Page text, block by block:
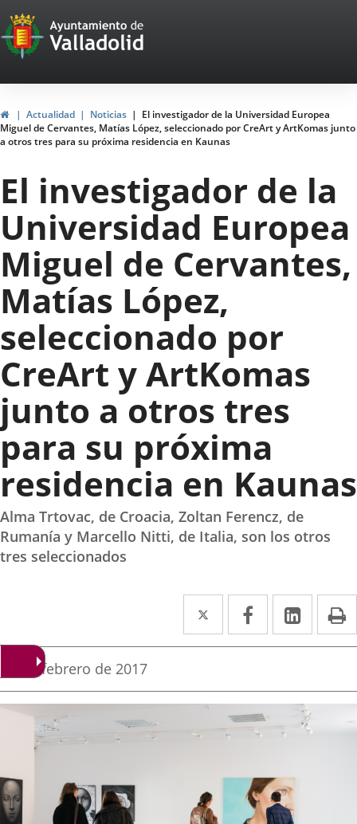
Portal
Web
del
Ayuntamiento
de
Valladolid
InicioActualidad Noticias
El investigador de la Universidad Europea
Miguel de Cervantes, Matías López, seleccionado por CreArt y ArtKomas junto
a otros tres para su próxima residencia en Kaunas
El investigador de la
Universidad Europea
Miguel de Cervantes,
Matías López,
seleccionado por
CreArt y ArtKomas
junto a otros tres
para su próxima
residencia en Kaunas
Alma Trtovac, de Croacia, Zoltan Ferencz, de
Rumanía y Marcello Nitti, de Italia, son los otros
tres seleccionados
Twitter
Enlace
a
aplicación
externa.
Facebook
Enlace
a
aplicación
externa.
Enlace
a
Fecha
de
la
11 de febrero de 2017